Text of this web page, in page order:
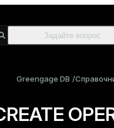
Greengage DB